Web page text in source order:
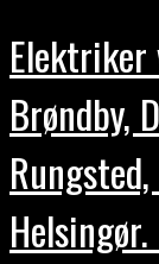
Brøndby,
Helsingør.